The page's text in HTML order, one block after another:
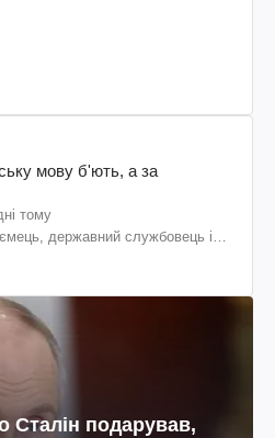
мову б'ють, а за
тому
державний службовець і
Сталін подарував,